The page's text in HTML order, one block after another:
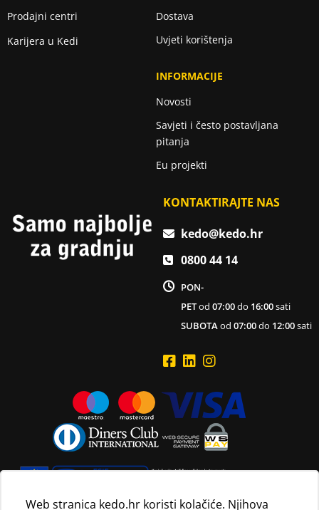
Web stranica kedo.hr koristi kolačiće. Njihova
Prodajni centri
Karijera u Kedi
Dostava
Uvjeti korištenja
INFORMACIJE
Novosti
Savjeti i često postavljana
pitanja
Eu projekti
KONTAKTIRAJTE NAS
kedo@kedo.hr
0800 44 14
PON-
PETod07:00do 16:00sati
SUBOTAod07:00do 12:00sati